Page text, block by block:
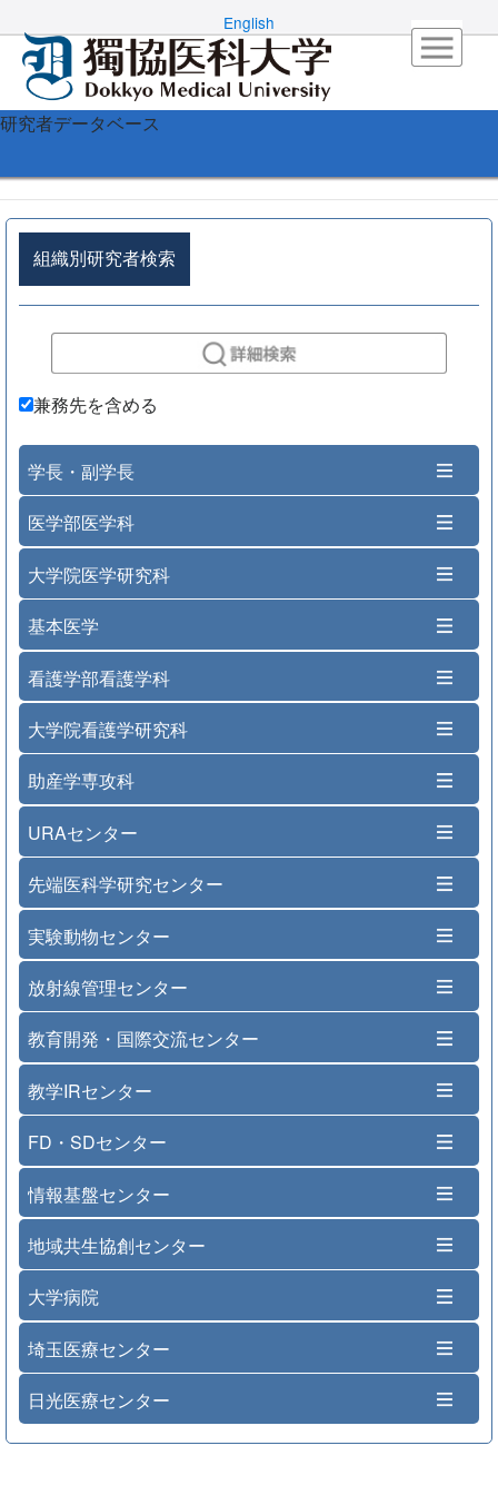
English
研究者データベース
組織別研究者検索
兼務先を含める
学長・副学長
医学部医学科
大学院医学研究科
基本医学
看護学部看護学科
大学院看護学研究科
助産学専攻科
URAセンター
先端医科学研究センター
実験動物センター
放射線管理センター
教育開発・国際交流センター
教学IRセンター
FD・SDセンター
情報基盤センター
地域共生協創センター
大学病院
埼玉医療センター
日光医療センター